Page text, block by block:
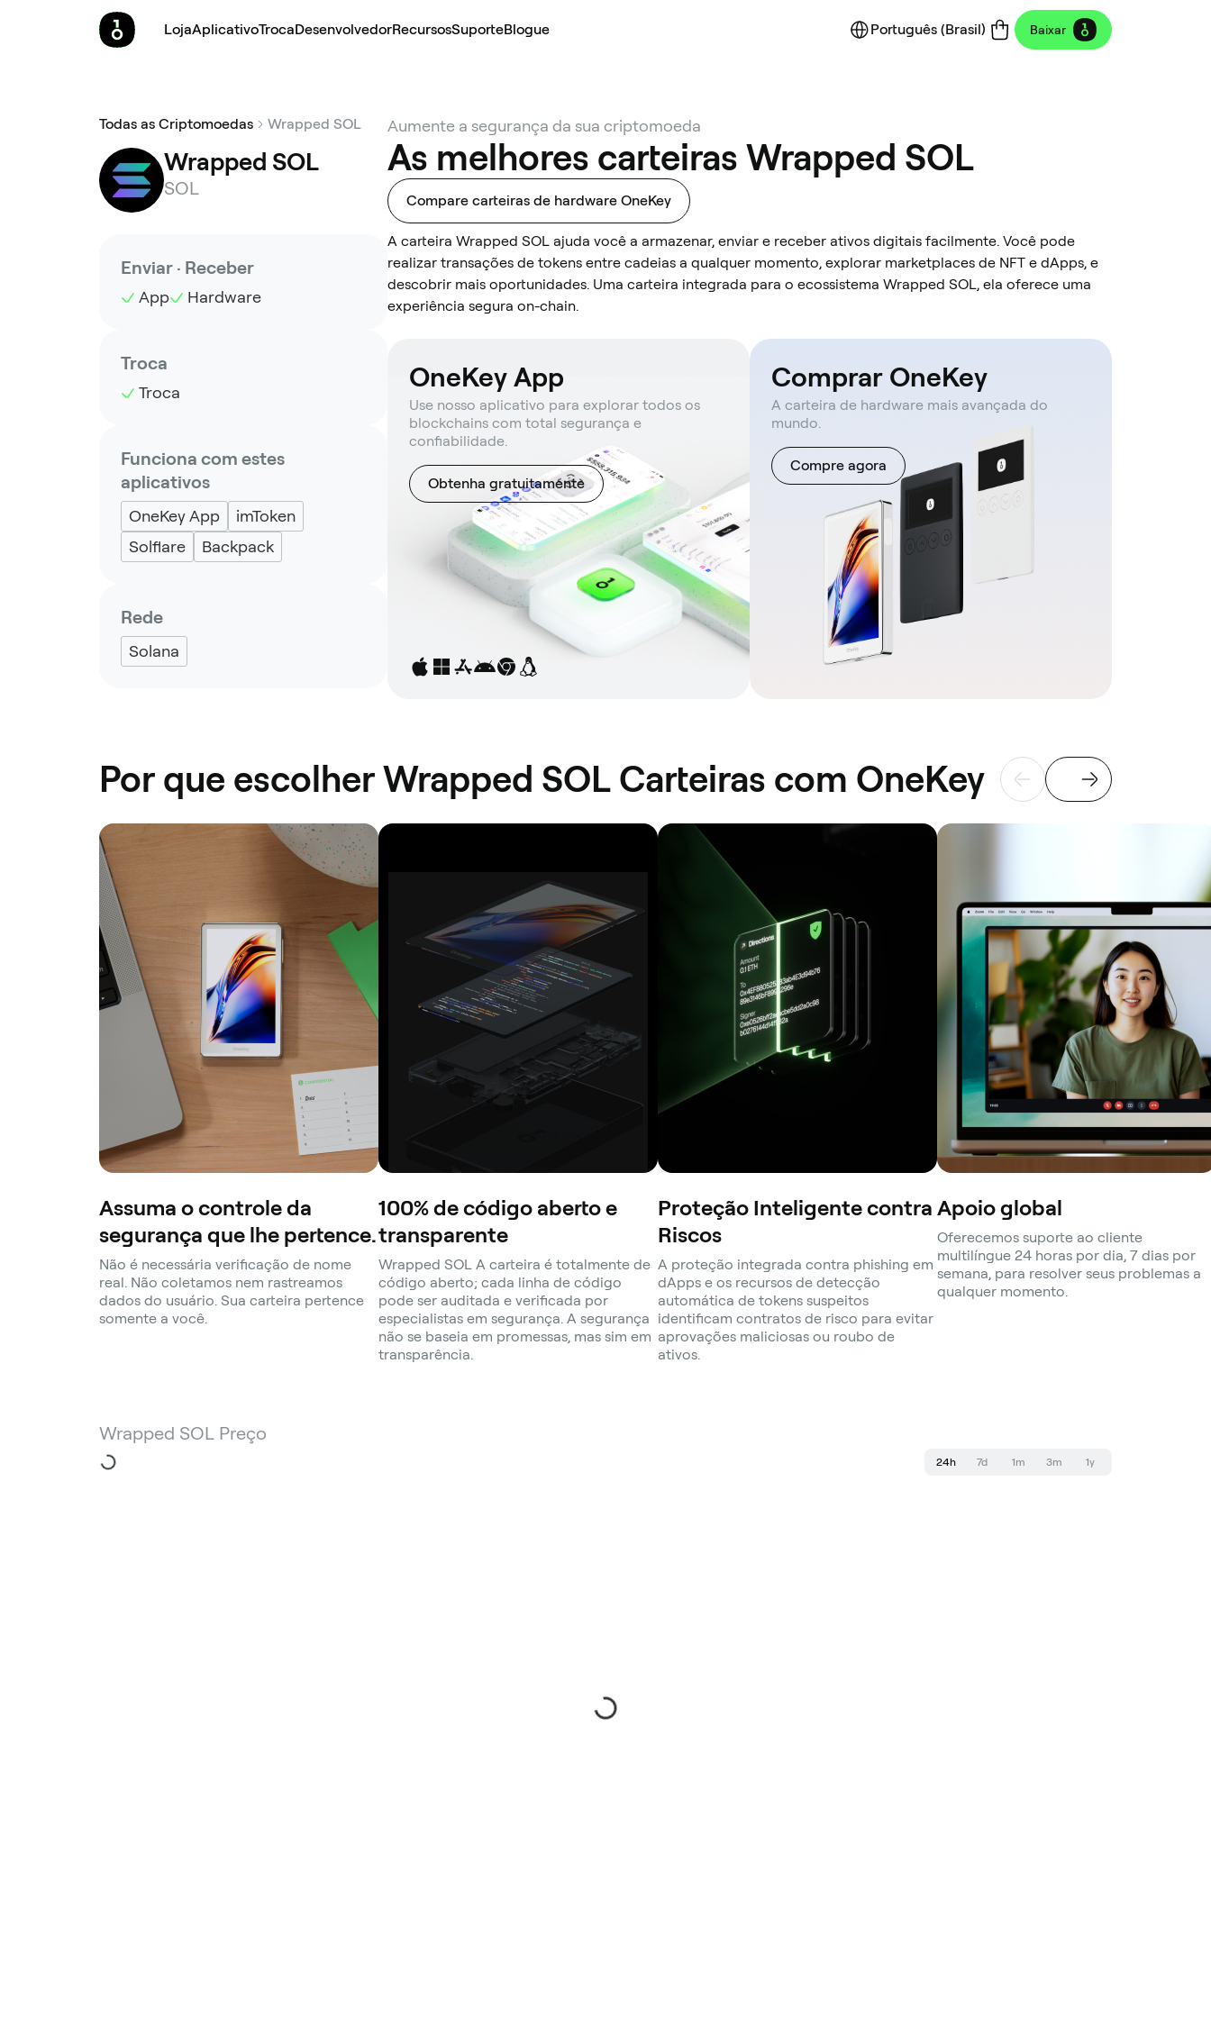
LojaAplicativoTrocaDesenvolvedorRecursosSuporteBlogue Português (Brasil) Baixar
Todas as Criptomoedas Wrapped SOL
Wrapped SOL
SOL
Enviar · Receber
App Hardware
Troca
Troca
Funciona com estes
aplicativos
OneKey App
imToken
Solflare
Backpack
Rede
Solana
Aumente a segurança da sua criptomoeda
As melhores carteiras Wrapped SOL
Compare carteiras de hardware OneKey
A carteira Wrapped SOL ajuda você a armazenar, enviar e receber ativos digitais facilmente. Você pode
realizar transações de tokens entre cadeias a qualquer momento, explorar marketplaces de NFT e dApps, e
descobrir mais oportunidades. Uma carteira integrada para o ecossistema Wrapped SOL, ela oferece uma
experiência segura on-chain.
OneKey App
Use nosso aplicativo para explorar todos os
blockchains com total segurança e
confiabilidade.
Obtenha gratuitamente
Comprar OneKey
A carteira de hardware mais avançada do
mundo.
Compre agora
Por que escolher Wrapped SOL Carteiras com OneKey
Assuma o controle da
segurança que lhe pertence.
Não é necessária verificação de nome
real. Não coletamos nem rastreamos
dados do usuário. Sua carteira pertence
somente a você.
100% de código aberto e
transparente
Wrapped SOL A carteira é totalmente de
código aberto; cada linha de código
pode ser auditada e verificada por
especialistas em segurança. A segurança
não se baseia em promessas, mas sim em
transparência.
Proteção Inteligente contra
Riscos
A proteção integrada contra phishing em
dApps e os recursos de detecção
automática de tokens suspeitos
identificam contratos de risco para evitar
aprovações maliciosas ou roubo de
ativos.
Apoio global
Oferecemos suporte ao cliente
multilíngue 24 horas por dia, 7 dias por
semana, para resolver seus problemas a
qualquer momento.
Wrapped SOL Preço
24h 7d 1m 3m 1y